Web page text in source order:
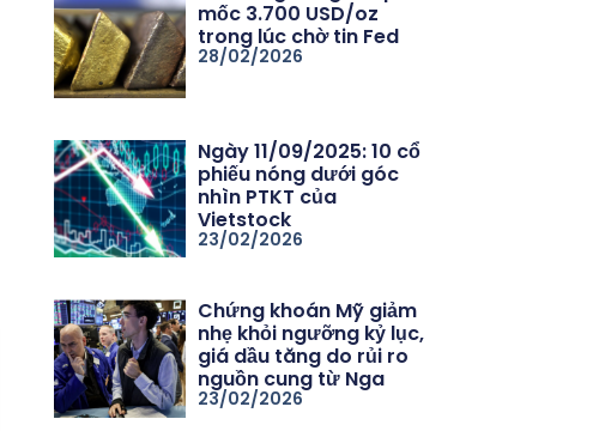
mốc 3.700 USD/oz
trong lúc chờ tin Fed
28/02/2026
Ngày 11/09/2025: 10 cổ
phiếu nóng dưới góc
nhìn PTKT của
Vietstock
23/02/2026
Chứng khoán Mỹ giảm
nhẹ khỏi ngưỡng kỷ lục,
giá dầu tăng do rủi ro
nguồn cung từ Nga
23/02/2026